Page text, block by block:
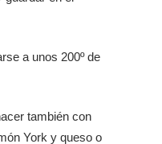
a unos 200º de
también con
York y queso o